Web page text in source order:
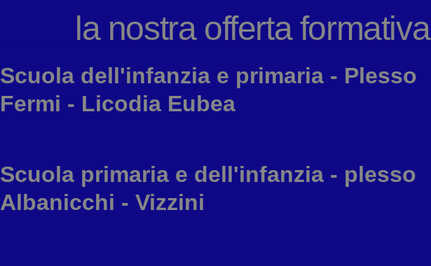
la nostra offerta formativa
Scuola dell'infanzia e primaria - Plesso
Fermi - Licodia Eubea
Scuola primaria e dell'infanzia - plesso
Albanicchi - Vizzini